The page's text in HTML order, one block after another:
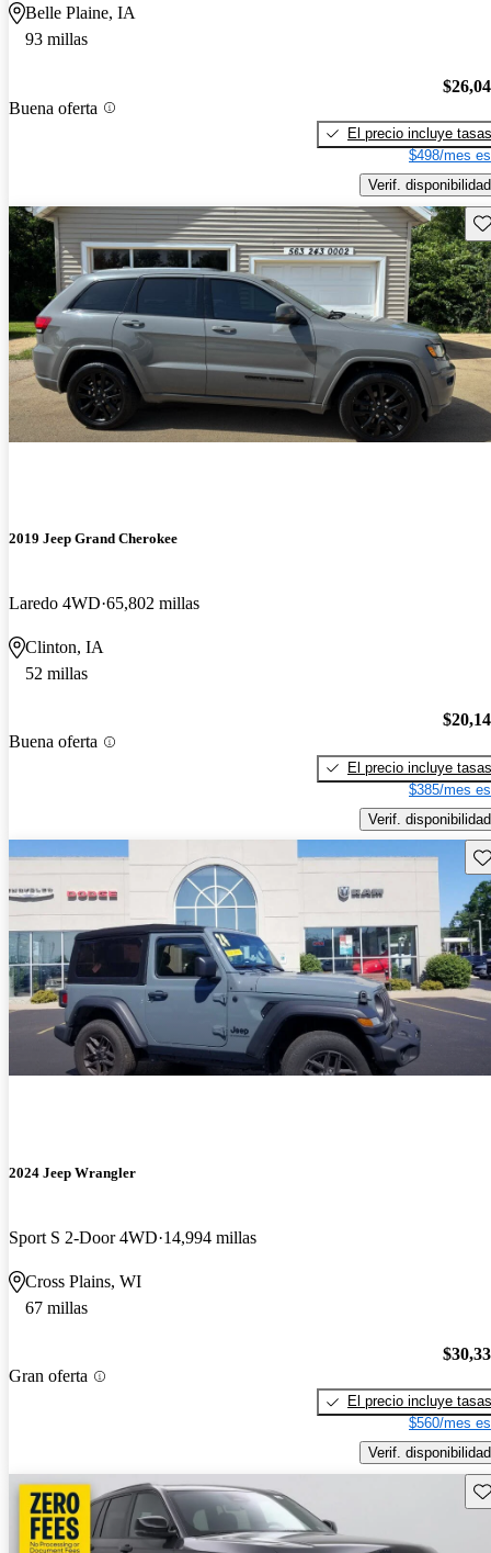
Belle Plaine, IA
93 millas
Buena oferta
El precio incluye tasas
$498/mes
Verif. disponibilidad
2019 Jeep Grand Cherokee
Laredo 4WD 65,802 millas
Clinton, IA
52 millas
Buena oferta
El precio incluye tasas
$385/mes
Verif. disponibilidad
2024 Jeep Wrangler
Sport S 2-Door 4WD 14,994 millas
Cross Plains, WI
67 millas
Gran oferta
El precio incluye tasas
$560/mes
Verif. disponibilidad